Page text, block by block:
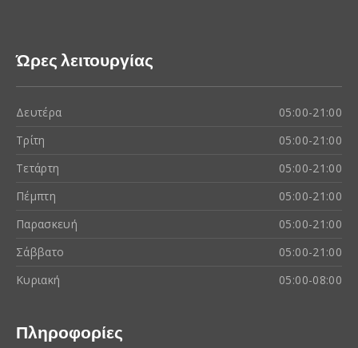
Ώρες λειτουργίας
Δευτέρα
05:00-21:00
Τρίτη
05:00-21:00
Τετάρτη
05:00-21:00
Πέμπτη
05:00-21:00
Παρασκευή
05:00-21:00
Σάββατο
05:00-21:00
Κυριακή
05:00-08:00
Πληροφορίες